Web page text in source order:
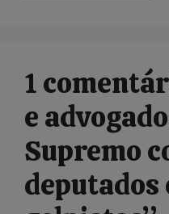
1
e
Supremo
deputados